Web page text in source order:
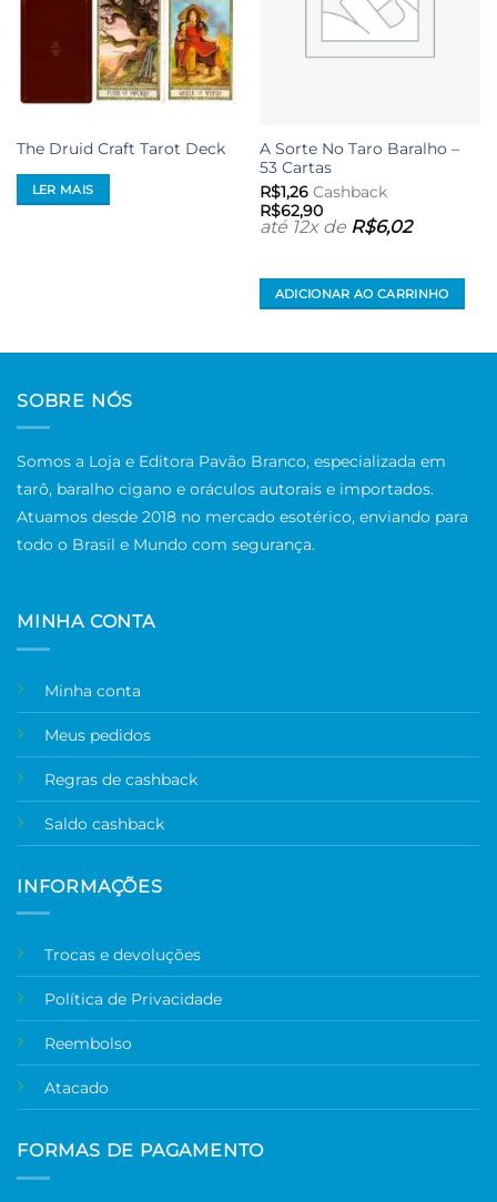
The Druid Craft Tarot Deck
LER MAIS
A Sorte No Taro Baralho –
53 Cartas
R$1,26Cashback
R$62,90
até 12x de R$6,02
ADICIONAR AO CARRINHO
SOBRE NÓS
Somos a Loja e Editora Pavão Branco, especializada em
tarô, baralho cigano e oráculos autorais e importados.
Atuamos desde 2018 no mercado esotérico, enviando para
todo o Brasil e Mundo com segurança.
MINHA CONTA
Minha conta
Meus pedidos
Regras de cashback
Saldo cashback
INFORMAÇÕES
Trocas e devoluções
Política de Privacidade
Reembolso
Atacado
FORMAS DE PAGAMENTO